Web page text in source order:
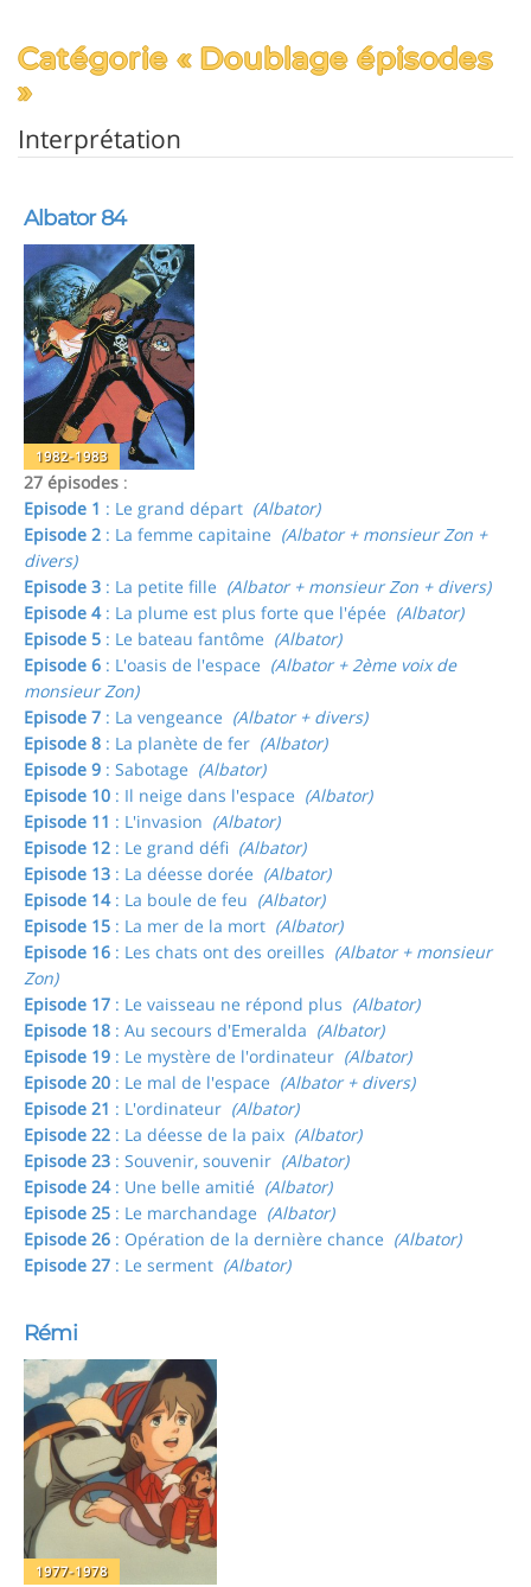
Catégorie « Doublage épisodes
»
Interprétation
Albator 84
1982-1983
27 épisodes :
Episode 1 : Le grand départ (Albator)
Episode 2 : La femme capitaine (Albator + monsieur Zon +
divers)
Episode 3 : La petite fille (Albator + monsieur Zon + divers)
Episode 4: La plume est plus forte que l'épée (Albator)
Episode 5 : Le bateau fantôme (Albator)
Episode 6 : L'oasis de l'espace (Albator + 2ème voix de
monsieur Zon)
Episode 7 : La vengeance (Albator + divers)
Episode 8 : La planète de fer (Albator)
Episode 9 : Sabotage (Albator)
Episode 10 : Il neige dans l'espace (Albator)
Episode 11 : L'invasion (Albator)
Episode 12 : Le grand défi (Albator)
Episode 13 : La déesse dorée (Albator)
Episode 14: La boule de feu (Albator)
Episode 15 : La mer de la mort (Albator)
Episode 16 : Les chats ont des oreilles (Albator + monsieur
Zon)
Episode 17 : Le vaisseau ne répond plus (Albator)
Episode 18 : Au secours d'Emeralda (Albator)
Episode 19 : Le mystère de l'ordinateur (Albator)
Episode 20 : Le mal de l'espace (Albator + divers)
Episode 21 : L'ordinateur (Albator)
Episode 22 : La déesse de la paix (Albator)
Episode 23 : Souvenir, souvenir (Albator)
Episode 24: Une belle amitié (Albator)
Episode 25 : Le marchandage (Albator)
Episode 26 : Opération de la dernière chance (Albator)
Episode 27 : Le serment (Albator)
Rémi
1977-1978